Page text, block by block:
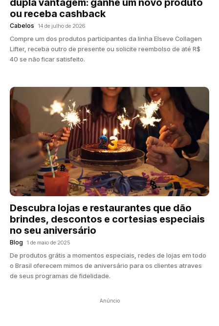
dupla vantagem: ganhe um novo produto
ou receba cashback
Cabelos 14 de julho de 2026
Compre um dos produtos participantes da linha Elseve Collagen
Lifter, receba outro de presente ou solicite reembolso de até R$
40 se não ficar satisfeito.
Descubra lojas e restaurantes que dão
brindes, descontos e cortesias especiais
no seu aniversário
Blog 1 de maio de 2025
De produtos grátis a momentos especiais, redes de lojas em todo
o Brasil oferecem mimos de aniversário para os clientes atraves
de seus programas de fidelidade.
Anúncio